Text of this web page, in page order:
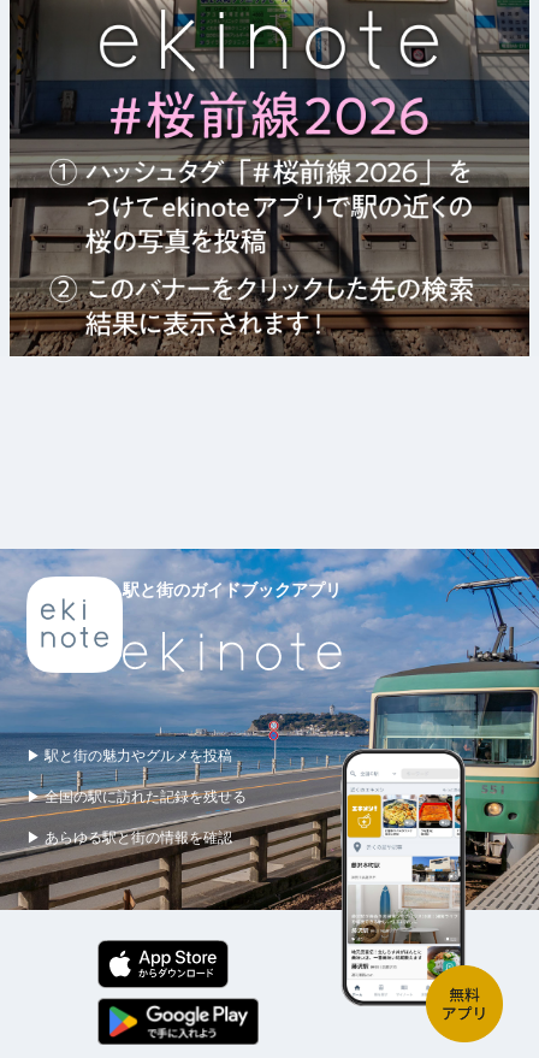
駅と街のガイドブックアプリ
▶ 駅と街の魅力やグルメを投稿
▶ 全国の駅に訪れた記録を残せる
▶ あらゆる駅と街の情報を確認